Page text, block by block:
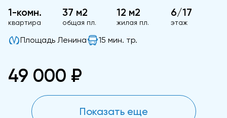
1-комн.
квартира
37 м2
общая пл.
12 м2
жилая пл.
6/17
этаж
Площадь Ленина 15 мин. тр.
49 000 ₽
Показать еще